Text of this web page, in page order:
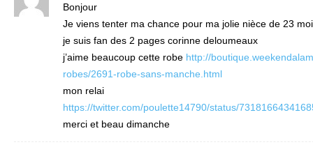
Bonjour
Je viens tenter ma chance pour ma jolie nièce de 23
je suis fan des 2 pages corinne deloumeaux
j’aime beaucoup cette robe http://
robes/2691-robe-sans-manche.html
mon relai
https://twitter.com/poulette14790/status/
merci et beau dimanche